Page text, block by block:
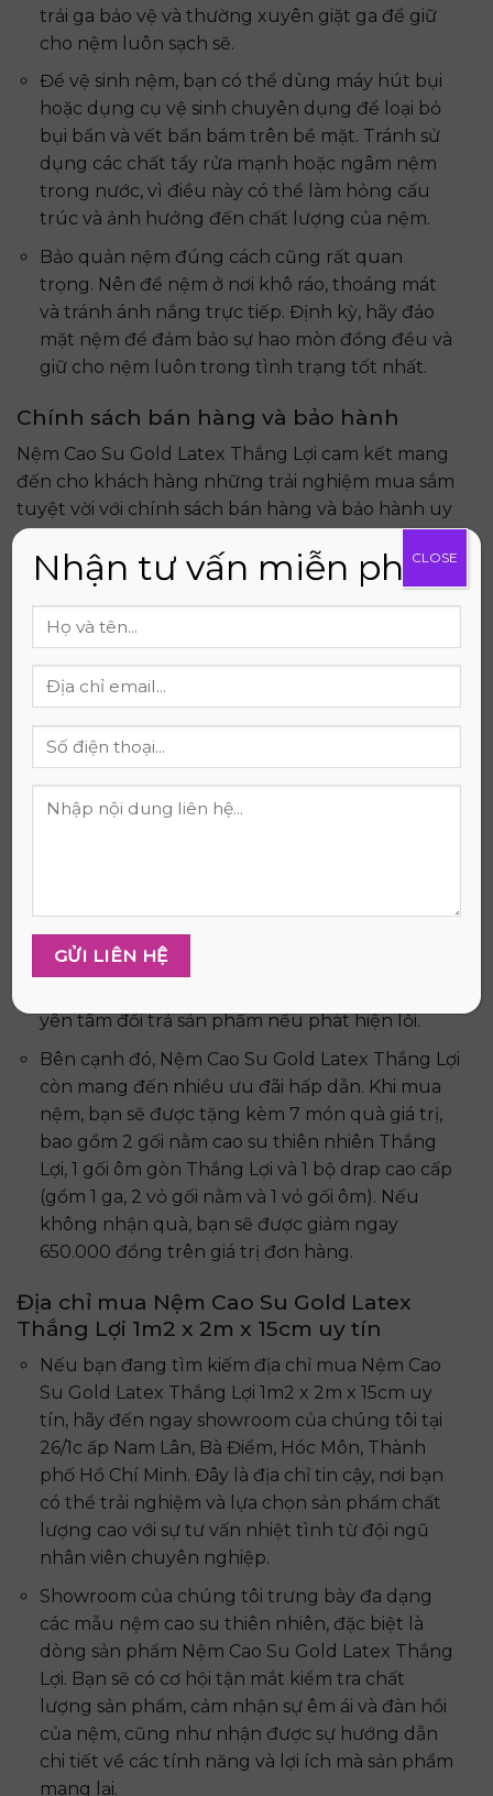
trải ga bảo vệ và thường xuyên giặt ga để giữ
cho nệm luôn sạch sẽ.
Để vệ sinh nệm, bạn có thể dùng máy hút bụi
hoặc dụng cụ vệ sinh chuyên dụng để loại bỏ
bụi bẩn và vết bẩn bám trên bề mặt. Tránh sử
dụng các chất tẩy rửa mạnh hoặc ngâm nệm
trong nước, vì điều này có thể làm hỏng cấu
trúc và ảnh hưởng đến chất lượng của nệm.
Bảo quản nệm đúng cách cũng rất quan
trọng. Nên để nệm ở nơi khô ráo, thoáng mát
và tránh ánh nắng trực tiếp. Định kỳ, hãy đảo
mặt nệm để đảm bảo sự hao mòn đồng đều và
giữ cho nệm luôn trong tình trạng tốt nhất.
Chính sách bán hàng và bảo hành
Nệm Cao Su Gold Latex Thắng Lợi cam kết mang
đến cho khách hàng những trải nghiệm mua sắm
tuyệt vời với chính sách bán hàng và bảo hành uy
tín.
Đội ngũ nhân viên tư vấn chuyên nghiệp và tận
đáp mọi thắc mắc và giúp bạn chọn được sản
phẩm phù hợp nhất.
Khi mua nệm Gold Latex Thắng Lợi, bạn sẽ
được hưởng chính sách bảo hành lên đến 15
năm, đảm bảo sự an tâm và tin tưởng trong
suốt quá trình sử dụng. Ngoài ra, chúng tôi
cũng cung cấp dịch vụ giao hàng nhanh chóng
Với cam kết chất lượng và sự hài lòng của
khách hàng, chúng tôi sẵn sàng hoàn tiền 100%
nếu sản phẩm có bất kỳ lỗi nào từ nhà sản xuất.
yên tâm đổi trả sản phẩm nếu phát hiện lỗi.
Bên cạnh đó, Nệm Cao Su Gold Latex Thắng Lợi
còn mang đến nhiều ưu đãi hấp dẫn. Khi mua
nệm, bạn sẽ được tặng kèm 7 món quà giá trị,
bao gồm 2 gối nằm cao su thiên nhiên Thắng
Lợi, 1 gối ôm gòn Thắng Lợi và 1 bộ drap cao cấp
(gồm 1 ga, 2 vỏ gối nằm và 1 vỏ gối ôm). Nếu
không nhận quà, bạn sẽ được giảm ngay
650.000 đồng trên giá trị đơn hàng.
Địa chỉ mua Nệm Cao Su Gold Latex
Thắng Lợi 1m2 x 2m x 15cm uy tín
Nếu bạn đang tìm kiếm địa chỉ mua Nệm Cao
Su Gold Latex Thắng Lợi 1m2 x 2m x 15cm uy
tín, hãy đến ngay showroom của chúng tôi tại
26/1c ấp Nam Lân, Bà Điểm, Hóc Môn, Thành
phố Hồ Chí Minh. Đây là địa chỉ tin cậy, nơi bạn
có thể trải nghiệm và lựa chọn sản phẩm chất
lượng cao với sự tư vấn nhiệt tình từ đội ngũ
nhân viên chuyên nghiệp.
Showroom của chúng tôi trưng bày đa dạng
các mẫu nệm cao su thiên nhiên, đặc biệt là
dòng sản phẩm Nệm Cao Su Gold Latex Thắng
Lợi. Bạn sẽ có cơ hội tận mắt kiểm tra chất
lượng sản phẩm, cảm nhận sự êm ái và đàn hồi
của nệm, cũng như nhận được sự hướng dẫn
chi tiết về các tính năng và lợi ích mà sản phẩm
mang lại.
Nhận tư vấn miễn phíCLOSE